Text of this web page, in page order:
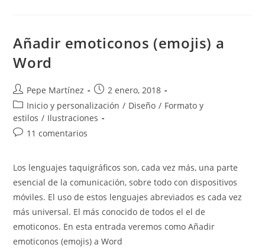
Con
Word.
Añadir emoticonos (emojis) a
Word
Autor
de
la
entrada:
Pepe Martínez
Publicación
de
la
2 enero, 2018
Categoría
de
la
Inicio y personalización / Diseño / Formato y
estilos / Ilustraciones
Comentarios
entrada:
11 comentarios
Los lenguajes taquigráficos son, cada vez más, una parte
esencial de la comunicación, sobre todo con dispositivos
móviles. El uso de estos lenguajes abreviados es cada vez
más universal. El más conocido de todos el el de
emoticonos. En esta entrada veremos como Añadir
emoticonos (emojis) a Word